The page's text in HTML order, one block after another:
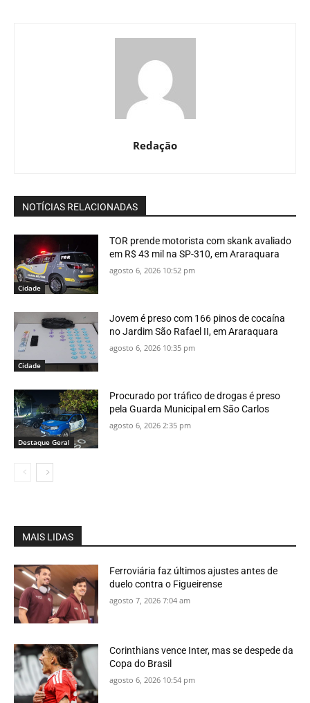
Redação
NOTÍCIAS RELACIONADAS
Cidade
TOR prende motorista com skank avaliado
em R$ 43 mil na SP-310, em Araraquara
agosto 6, 2026 10:52 pm
Cidade
Jovem é preso com 166 pinos de cocaína
no Jardim São Rafael II, em Araraquara
agosto 6, 2026 10:35 pm
Destaque Geral
Procurado por tráfico de drogas é preso
pela Guarda Municipal em São Carlos
agosto 6, 2026 2:35 pm
MAIS LIDAS
Ferroviária faz últimos ajustes antes de
duelo contra o Figueirense
agosto 7, 2026 7:04 am
Corinthians vence Inter, mas se despede da
Copa do Brasil
agosto 6, 2026 10:54 pm